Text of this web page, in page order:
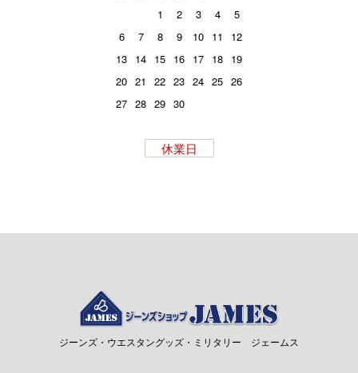
1
2 3 4
5
6
7 8 9 10 11
12
13 14 15 16 17 18 19
20 21 22 23 24 25 26
27 28 29 30
休業日
ジーンズ・ウエスタングッズ・ミリタリー ジェームス